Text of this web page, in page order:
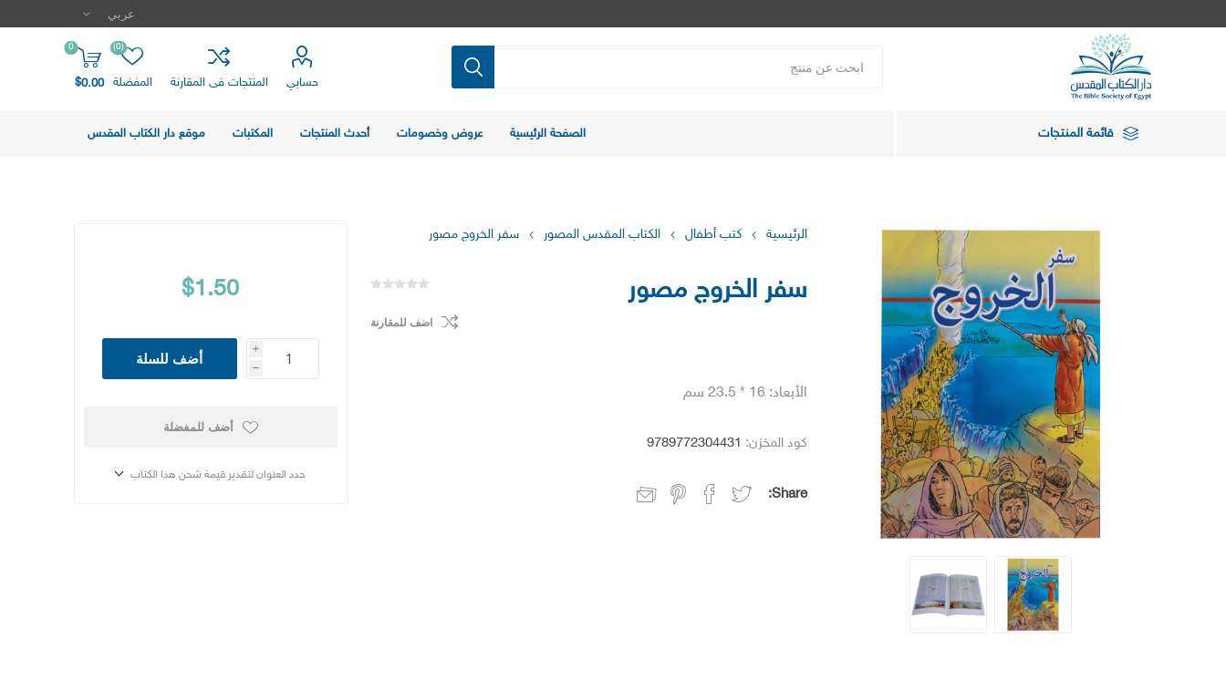
حسابي المنتجات فى المقارنة المفضلة
(0)
0
$0.00
قائمة المنتجات الصفحة الرئيسية عروض وخصومات أحدث المنتجات المكتبات موقع دار الكتاب المقدس
الرئيسية كتب أطفال الكتاب المقدس المصور سفر الخروج مصور
سفر الخروج مصور
اضف للمقارنة
الأبعاد: 16 * 23.5 سم
كود المخزن: 9789772304431
Share:
$1.50
i
h
أضف للسلة
أضف للمفضلة
حدد العنوان لتقدير قيمة شحن هذا الكتاب